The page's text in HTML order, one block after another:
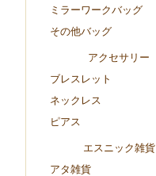
ミラーワークバッグ
その他バッグ
アクセサリー
ブレスレット
ネックレス
ピアス
エスニック雑貨
アタ雑貨